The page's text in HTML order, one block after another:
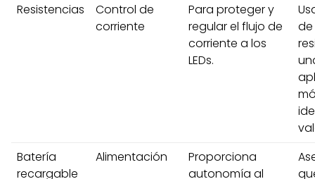
Resistencias
Control de
corriente
Para proteger y
regular el flujo de
corriente a los
LEDs.
Batería
recargable
Alimentación
Proporciona
autonomía al